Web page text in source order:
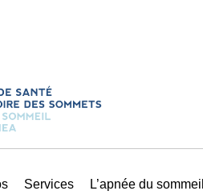
Services L’apnée du